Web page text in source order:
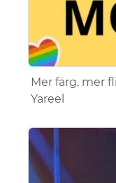
Mer färg, mer
Yareel